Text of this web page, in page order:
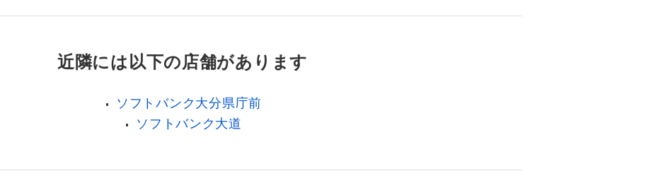
近隣には以下の店舗があります
ソフトバンク大分県庁前
ソフトバンク大道